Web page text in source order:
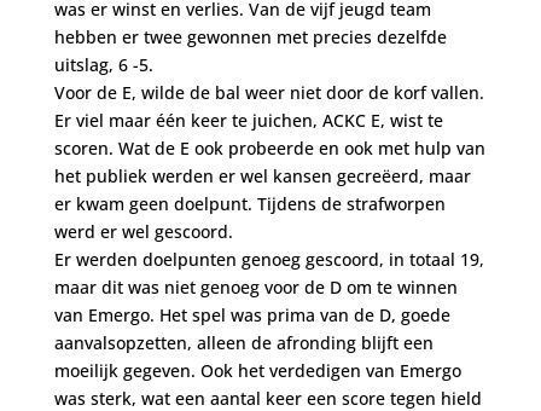
was er winst en verlies. Van de vijf jeugd team
hebben er twee gewonnen met precies dezelfde
uitslag, 6 -5.
Voor de E, wilde de bal weer niet door de korf vallen.
Er viel maar één keer te juichen, ACKC E, wist te
scoren. Wat de E ook probeerde en ook met hulp van
het publiek werden er wel kansen gecreëerd, maar
er kwam geen doelpunt. Tijdens de strafworpen
werd er wel gescoord.
Er werden doelpunten genoeg gescoord, in totaal 19,
maar dit was niet genoeg voor de D om te winnen
van Emergo. Het spel was prima van de D, goede
aanvalsopzetten, alleen de afronding blijft een
moeilijk gegeven. Ook het verdedigen van Emergo
was sterk, wat een aantal keer een score tegen hield